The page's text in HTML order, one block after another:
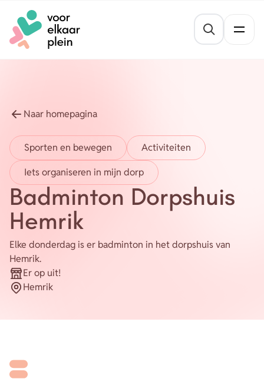
Naar hoofdinhoud
Naar voettekst
Gezond blijven
Mentale veerkracht
Geldzaken
Meedoen
Opvoeden en opgroeien
Leefbaarheid
Energie
Agenda
Nieuws
Vrijwilligersvacatures
Organisaties
Over ons
Contact
Privacy verklaring
Naar homepagina
Sporten en bewegen
Activiteiten
Iets organiseren in mijn dorp
Badminton Dorpshuis
Hemrik
Elke donderdag is er badminton in het dorpshuis van
Hemrik.
Organisatie
Er op uit!
PlaatsHemrik